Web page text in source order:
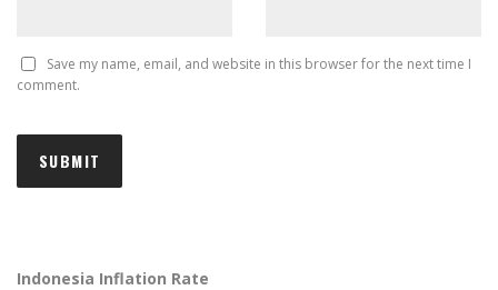
Save my name, email, and website in this browser for the next time I
comment.
Indonesia Inflation Rate